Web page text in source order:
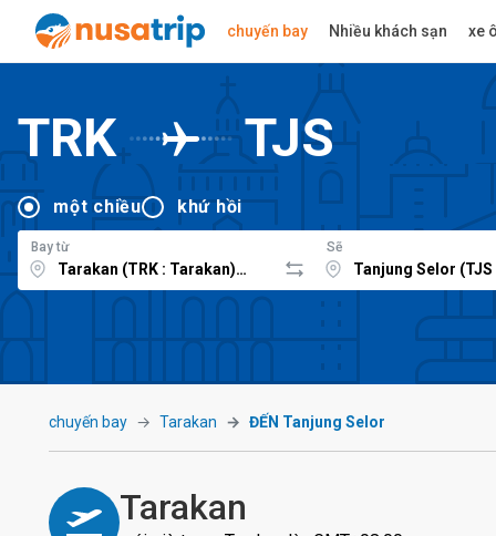
chuyến bay Nhiều khách sạn xe
TRK TJS
một chiều khứ hồi
Bay từ Sẽ
chuyến bay Tarakan ĐẾN Tanjung Selor
Tarakan